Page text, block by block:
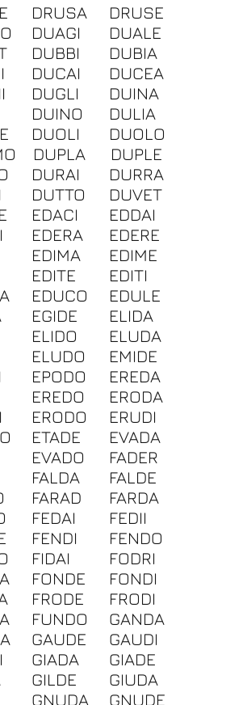
DRUSA
DRUSE
DUAGI
DUALE
DUBBI
DUBIA
DUCAI
DUCEA
DUGLI
DUINA
DUINO
DULIA
DUOLI
DUOLO
DUPLA
DUPLE
DURAI
DURRA
DUTTO
DUVET
EDACI
EDDAI
EDERA
EDERE
EDIMA
EDIME
EDITE
EDITI
EDUCO
EDULE
EGIDE
ELIDA
ELIDO
ELUDA
ELUDO
EMIDE
EPODO
EREDA
EREDO
ERODA
ERODO
ERUDI
ETADE
EVADA
EVADO
FADER
FALDA
FALDE
FARAD
FARDA
FEDAI
FEDII
FENDI
FENDO
FIDAI
FODRI
FONDE
FONDI
FRODE
FRODI
FUNDO
GANDA
GAUDE
GAUDI
GIADA
GIADE
GILDE
GIUDA
GNUDA GNUDE